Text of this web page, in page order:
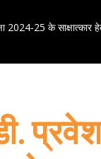
2024-25 के
प्रवेश